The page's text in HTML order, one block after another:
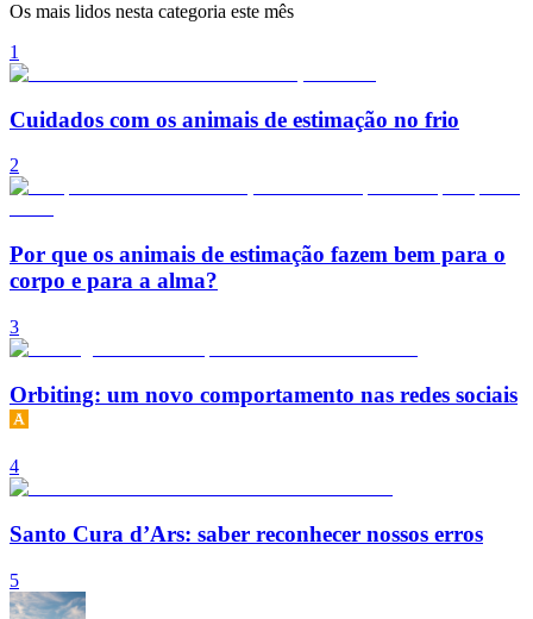
Os mais lidos nesta categoria este mês
1
Cuidados com os animais de estimação no frio
2
Por que os animais de estimação fazem bem para o
corpo e para a alma?
3
Orbiting: um novo comportamento nas redes sociais
4
Santo Cura d’Ars: saber reconhecer nossos erros
5